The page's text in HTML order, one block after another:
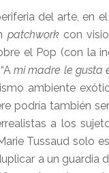
del arte, en
patchwork con
el Pop (con la
mi madre le gusta
ambiente
podría también
a los
Tussaud solo
a un guardia